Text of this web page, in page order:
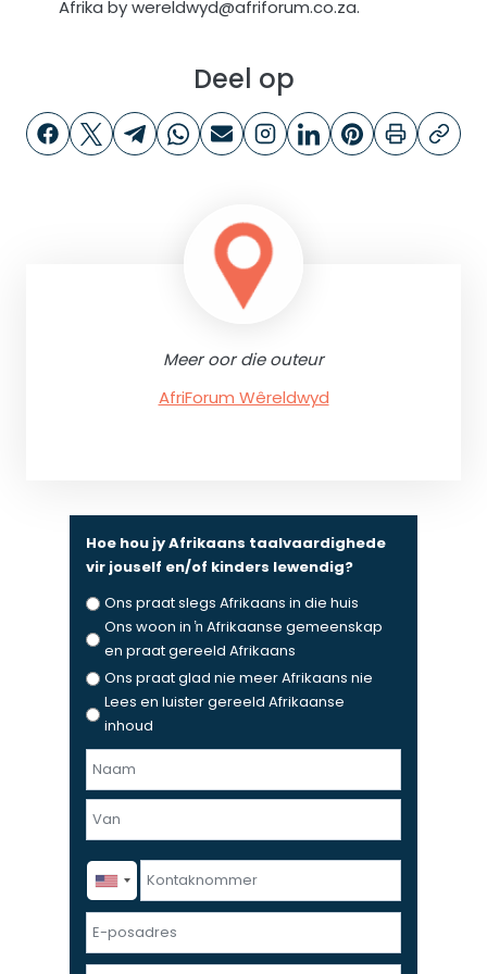
Afrika by wereldwyd@afriforum.co.za.
Deel op
Meer oor die outeur
AfriForum Wêreldwyd
Hoe hou jy Afrikaans taalvaardighede
vir jouself en/of kinders lewendig?
Ons praat slegs Afrikaans in die huis
Ons woon in ŉ Afrikaanse gemeenskap
en praat gereeld Afrikaans
Ons praat glad nie meer Afrikaans nie
Lees en luister gereeld Afrikaanse
inhoud
N
v
a
n
F
t
L
s
K
o
n
a